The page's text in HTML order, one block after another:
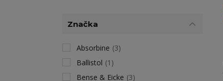
Značka
Absorbine (3)
Ballistol (1)
Bense & Eicke (3)